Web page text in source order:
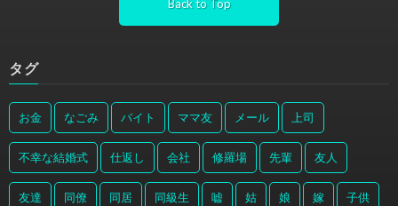
Back to Top
タグ
お金 なごみ バイト ママ友 メール 上司
不幸な結婚式 仕返し 会社 修羅場 先輩 友人
友達 同僚 同居 同級生 嘘 姑 娘 嫁 子供